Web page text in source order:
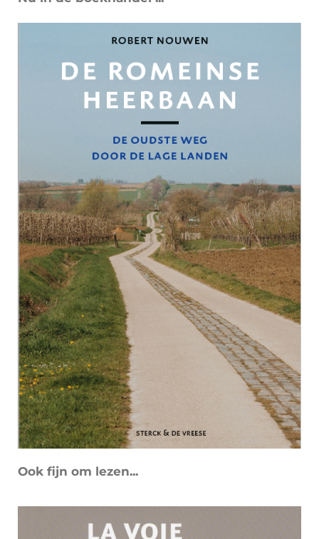
Ook fijn om lezen...